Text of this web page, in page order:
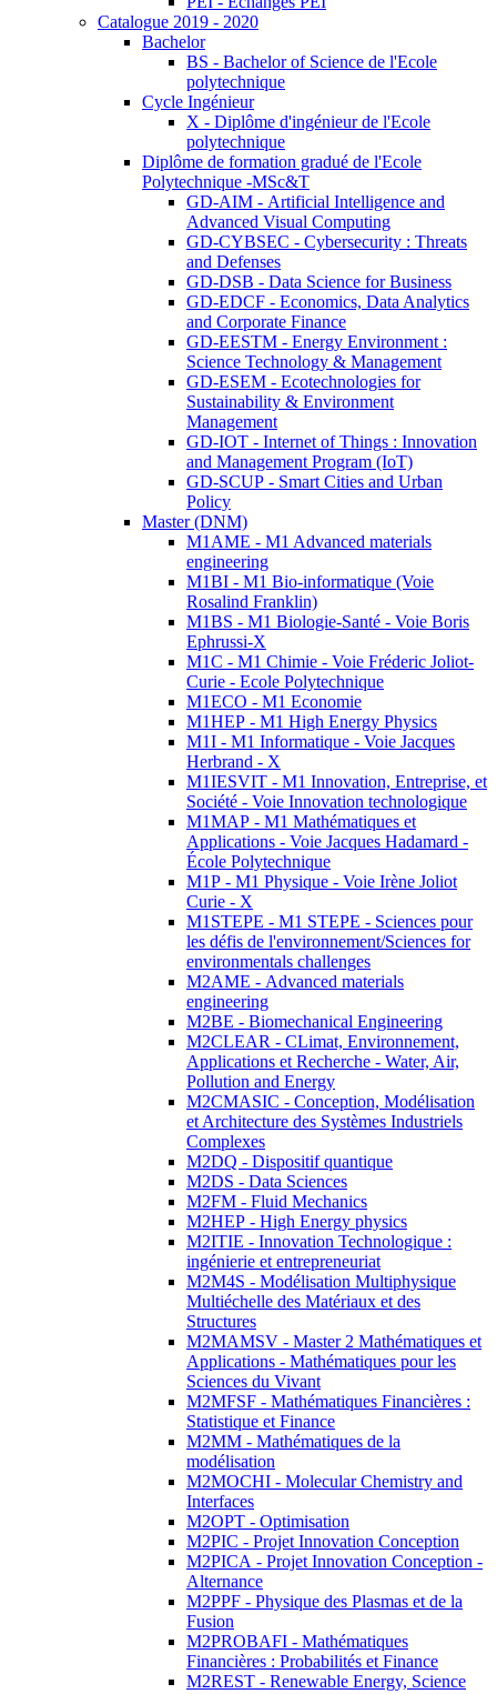
Catalogue 2019 - 2020
Bachelor
BS - Bachelor of Science de l'Ecole
polytechnique
Cycle Ingénieur
X - Diplôme d'ingénieur de l'Ecole
polytechnique
Diplôme de formation gradué de l'Ecole
Polytechnique -MSc&T
GD-AIM - Artificial Intelligence and
Advanced Visual Computing
GD-CYBSEC - Cybersecurity : Threats
and Defenses
GD-DSB - Data Science for Business
GD-EDCF - Economics, Data Analytics
and Corporate Finance
GD-EESTM - Energy Environment :
Science Technology & Management
GD-ESEM - Ecotechnologies for
Sustainability & Environment
Management
GD-IOT - Internet of Things : Innovation
and Management Program (IoT)
GD-SCUP - Smart Cities and Urban
Policy
Master (DNM)
M1AME - M1 Advanced materials
engineering
M1BI - M1 Bio-informatique (Voie
Rosalind Franklin)
M1BS - M1 Biologie-Santé - Voie Boris
Ephrussi-X
M1C - M1 Chimie - Voie Fréderic Joliot-
Curie - Ecole Polytechnique
M1ECO - M1 Economie
M1HEP - M1 High Energy Physics
M1I - M1 Informatique - Voie Jacques
Herbrand - X
M1IESVIT - M1 Innovation, Entreprise, et
Société - Voie Innovation technologique
M1MAP - M1 Mathématiques et
Applications - Voie Jacques Hadamard -
École Polytechnique
M1P - M1 Physique - Voie Irène Joliot
Curie - X
M1STEPE - M1 STEPE - Sciences pour
les défis de l'environnement/Sciences for
environmentals challenges
M2AME - Advanced materials
engineering
M2BE - Biomechanical Engineering
M2CLEAR - CLimat, Environnement,
Applications et Recherche - Water, Air,
Pollution and Energy
M2CMASIC - Conception, Modélisation
et Architecture des Systèmes Industriels
Complexes
M2DQ - Dispositif quantique
M2DS - Data Sciences
M2FM - Fluid Mechanics
M2HEP - High Energy physics
M2ITIE - Innovation Technologique :
ingénierie et entrepreneuriat
M2M4S - Modélisation Multiphysique
Multiéchelle des Matériaux et des
Structures
M2MAMSV - Master 2 Mathématiques et
Applications - Mathématiques pour les
Sciences du Vivant
M2MFSF - Mathématiques Financières :
Statistique et Finance
M2MM - Mathématiques de la
modélisation
M2MOCHI - Molecular Chemistry and
Interfaces
M2OPT - Optimisation
M2PIC - Projet Innovation Conception
M2PICA - Projet Innovation Conception -
Alternance
M2PPF - Physique des Plasmas et de la
Fusion
M2PROBAFI - Mathématiques
Financières : Probabilités et Finance
M2REST - Renewable Energy, Science